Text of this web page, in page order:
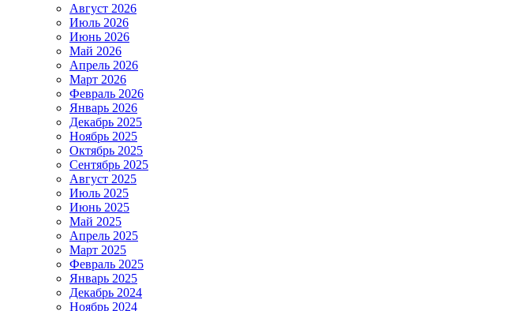
Август 2026
Июль 2026
Июнь 2026
Май 2026
Апрель 2026
Март 2026
Февраль 2026
Январь 2026
Декабрь 2025
Ноябрь 2025
Октябрь 2025
Сентябрь 2025
Август 2025
Июль 2025
Июнь 2025
Май 2025
Апрель 2025
Март 2025
Февраль 2025
Январь 2025
Декабрь 2024
Ноябрь 2024